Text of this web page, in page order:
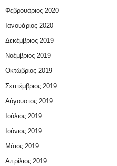
Φεβρουάριος 2020
Ιανουάριος 2020
Δεκέμβριος 2019
Νοέμβριος 2019
Οκτώβριος 2019
Σεπτέμβριος 2019
Αύγουστος 2019
Ιούλιος 2019
Ιούνιος 2019
Μάιος 2019
Απρίλιος 2019